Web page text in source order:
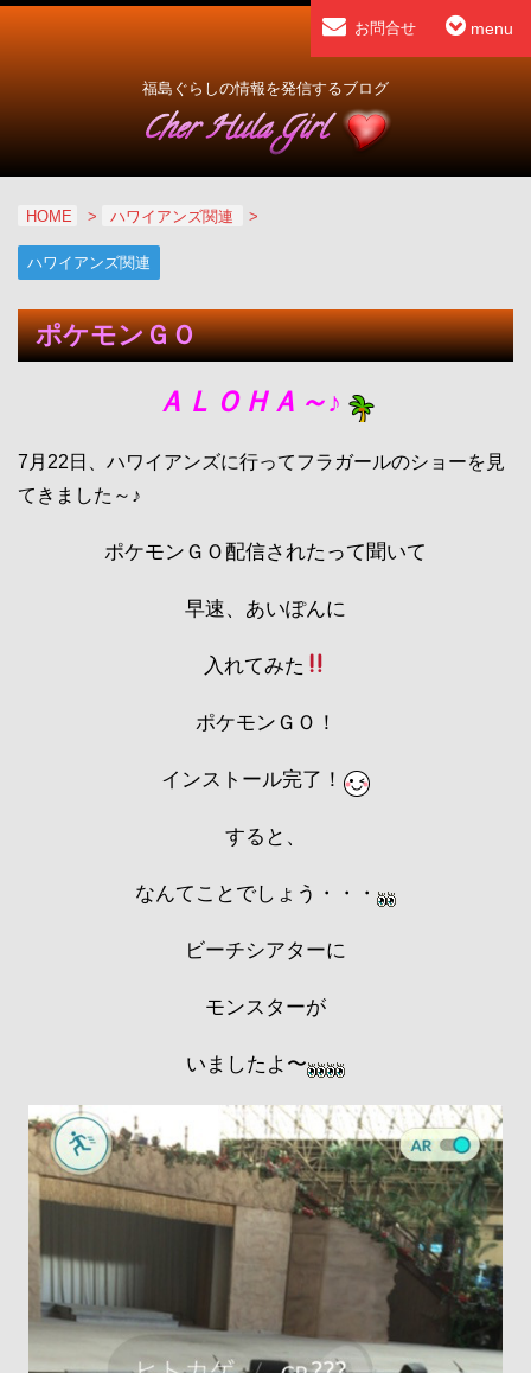
menu
お問合せ
福島ぐらしの情報を発信するブログ
HOME > ハワイアンズ関連 >
ハワイアンズ関連
ポケモンＧＯ
ＡＬＯＨＡ～♪
7月22日、ハワイアンズに行ってフラガールのショーを見
てきました～♪
ポケモンＧＯ配信されたって聞いて
早速、あいぽんに
入れてみた
ポケモンＧＯ！
インストール完了！
すると、
なんてことでしょう・・・
ビーチシアターに
モンスターが
いましたよ〜